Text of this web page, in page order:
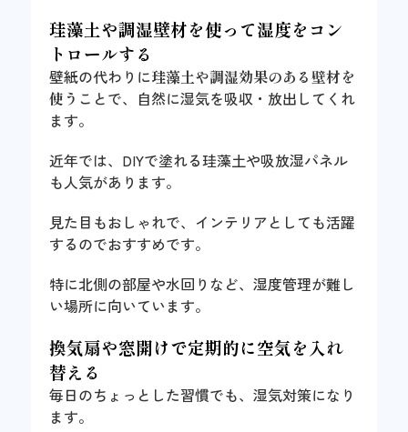
珪藻土や調湿壁材を使って湿度をコン
トロールする
壁紙の代わりに珪藻土や調湿効果のある壁材を
使う ことで、自然に湿気を吸収・放出してくれ
ます。
近年では、DIYで塗れる珪藻土や吸放湿パネル
も人気があります。
見た目もおしゃれで、インテリアとしても活躍
するのでおすすめです。
特に北側の部屋や水回りなど、湿度管理が難し
い場所に向いています。
換気扇や窓開けで定期的に空気を入れ
替える
毎日のちょっとした習慣でも、湿気対策になり
ます。